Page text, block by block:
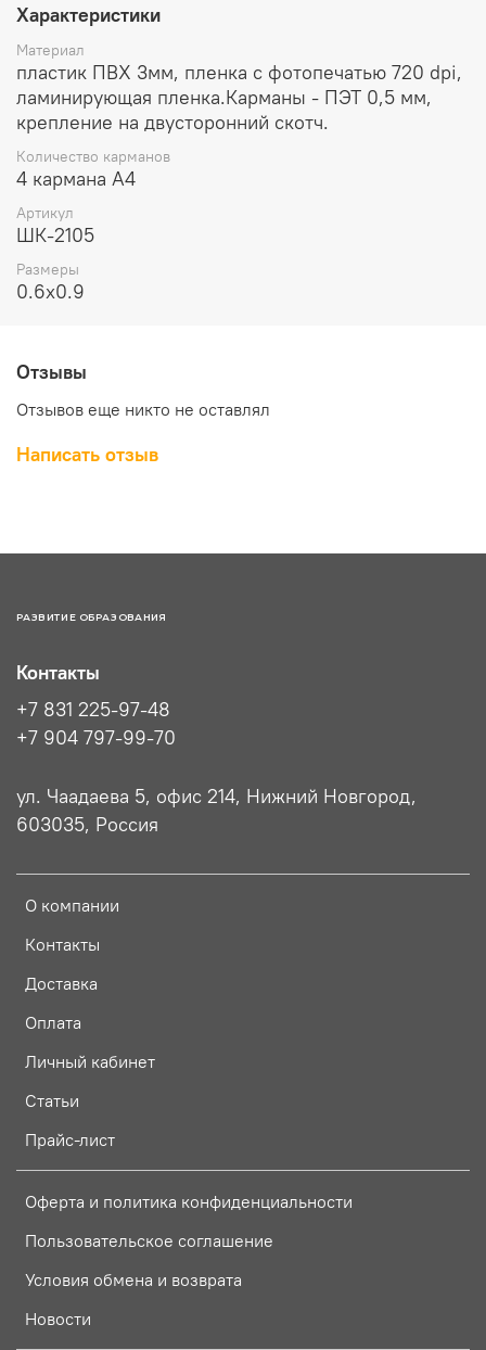
Характеристики
Материал
пластик ПВХ 3мм, пленка с фотопечатью 720 dpi,
ламинирующая пленка.Карманы - ПЭТ 0,5 мм,
крепление на двусторонний скотч.
Количество карманов
4 кармана А4
Артикул
ШК-2105
Размеры
0.6x0.9
Отзывы
Отзывов еще никто не оставлял
Написать отзыв
РАЗВИТИЕ ОБРАЗОВАНИЯ
О компании
Контакты
Доставка
Оплата
Личный кабинет
Статьи
Прайс-лист
Оферта и политика конфиденциальности
Пользовательское соглашение
Условия обмена и возврата
Новости
Контакты
+7 831 225-97-48
+7 904 797-99-70
ул. Чаадаева 5, офис 214, Нижний Новгород,
603035, Россия